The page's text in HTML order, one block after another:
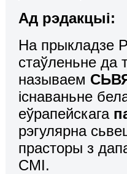
Ад рэдакцыі:
На прыкладзе
стаўленьне да
называем
існаваньне
еўрапейскага
рэгулярна
прасторы з
СМІ.